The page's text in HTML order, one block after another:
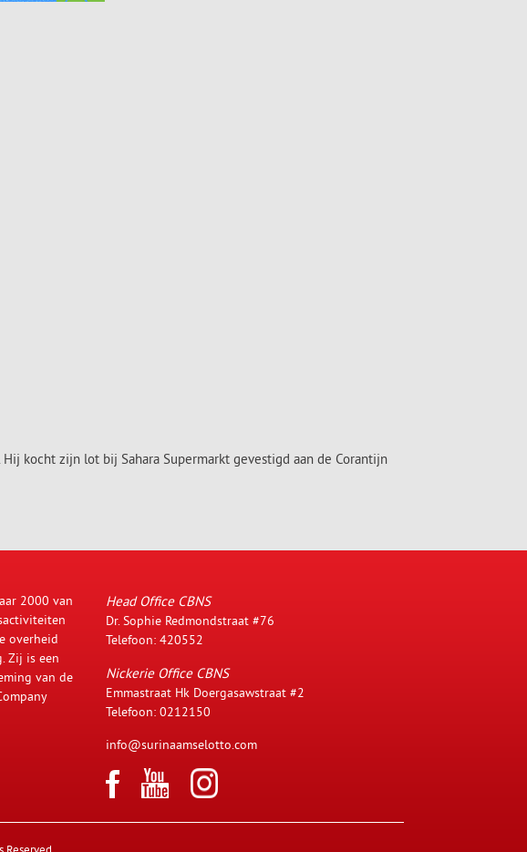
Hij kocht zijn lot bij Sahara Supermarkt gevestigd aan de Corantijn
2000 van
overheid
Zij is een
van de
Head Office CBNS
Dr. Sophie Redmondstraat #76
Telefoon: 420552
Nickerie Office CBNS
Emmastraat Hk Doergasawstraat #2
Telefoon: 0212150
info@surinaamselotto.com